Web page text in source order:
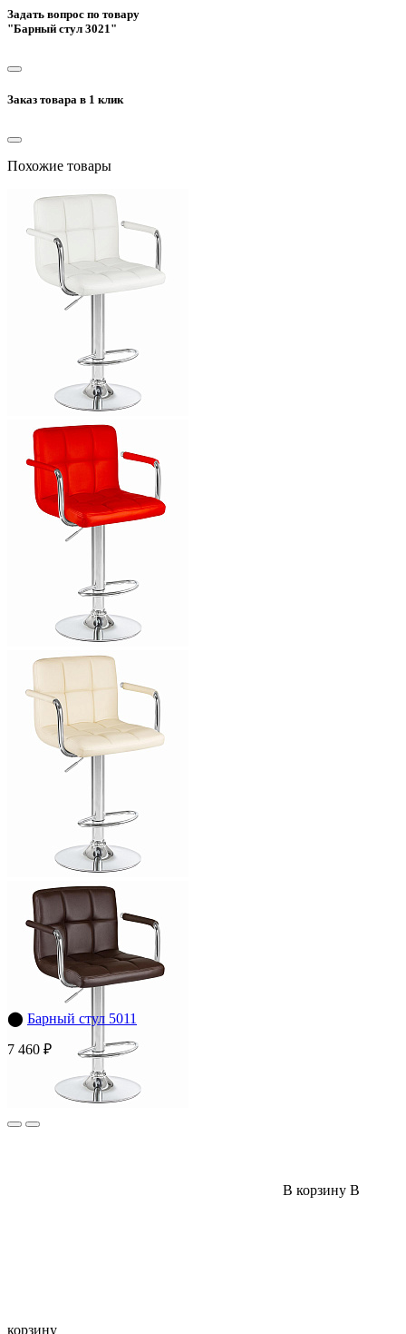
Задать вопрос по товару
"Барный стул 3021"
Заказ товара в 1 клик
Похожие товары
⬤ Барный стул 5011
7 460 ₽
В корзину В
корзину